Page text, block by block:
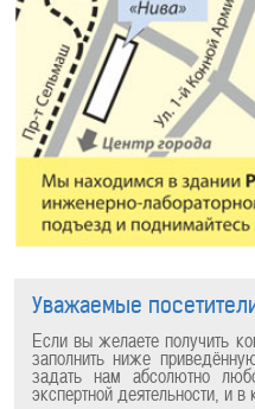
Уважаемые
Если вы желаете получить
заполнить ниже
задать нам абсолютно
экспертной деятельности, и в